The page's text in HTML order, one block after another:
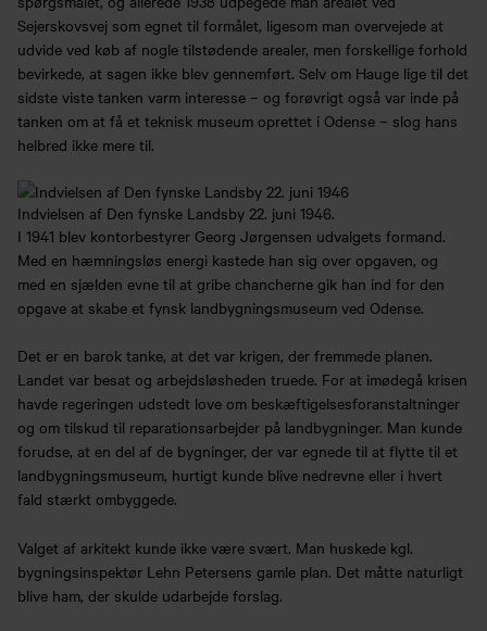
Sejerskovsvej som egnet til formålet, ligesom man overvejede at
udvide ved køb af nogle tilstødende arealer, men forskellige forhold
bevirkede, at sagen ikke blev gennemført. Selv om Hauge lige til det
sidste viste tanken varm interesse – og forøvrigt også var inde på
tanken om at få et teknisk museum oprettet i Odense – slog hans
helbred ikke mere til.
Indvielsen af Den fynske Landsby 22. juni 1946.
I 1941 blev kontorbestyrer Georg Jørgensen udvalgets formand.
Med en hæmningsløs energi kastede han sig over opgaven, og
med en sjælden evne til at gribe chancherne gik han ind for den
opgave at skabe et fynsk landbygningsmuseum ved Odense.
Det er en barok tanke, at det var krigen, der fremmede planen.
Landet var besat og arbejdsløsheden truede. For at imødegå krisen
havde regeringen udstedt love om beskæftigelsesforanstaltninger
og om tilskud til reparationsarbejder på landbygninger. Man kunde
forudse, at en del af de bygninger, der var egnede til at flytte til et
landbygningsmuseum, hurtigt kunde blive nedrevne eller i hvert
fald stærkt ombyggede.
Valget af arkitekt kunde ikke være svært. Man huskede kgl.
bygningsinspektør Lehn Petersens gamle plan. Det måtte naturligt
blive ham, der skulde udarbejde forslag.